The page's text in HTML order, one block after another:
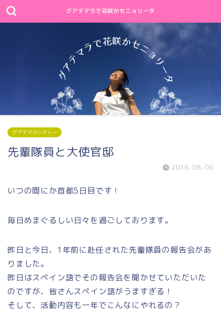
グアテマラで花咲かセニョリータ
グアテマラシティー
先輩隊員と大使官邸
2016-08-06
いつの間にか首都5日目です！
毎日めまぐるしい日々を過ごしております。
昨日と今日、1年前に赴任された先輩隊員の報告会があ
りました。
昨日はスペイン語でその報告会を聞かせていただいた
のですが、皆さんスペイン語がうますぎる！
そして、活動内容も一年でこんなにやれるの？